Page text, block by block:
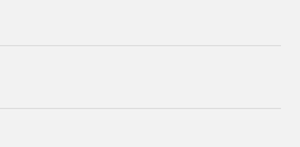
и просмотр документов, а